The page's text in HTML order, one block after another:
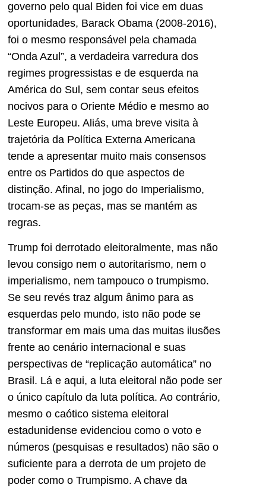
governo pelo qual Biden foi vice em duas
oportunidades, Barack Obama (2008-2016),
foi o mesmo responsável pela chamada
“Onda Azul”, a verdadeira varredura dos
regimes progressistas e de esquerda na
América do Sul, sem contar seus efeitos
nocivos para o Oriente Médio e mesmo ao
Leste Europeu. Aliás, uma breve visita à
trajetória da Política Externa Americana
tende a apresentar muito mais consensos
entre os Partidos do que aspectos de
distinção. Afinal, no jogo do Imperialismo,
trocam-se as peças, mas se mantém as
regras.
Trump foi derrotado eleitoralmente, mas não
levou consigo nem o autoritarismo, nem o
imperialismo, nem tampouco o trumpismo.
Se seu revés traz algum ânimo para as
esquerdas pelo mundo, isto não pode se
transformar em mais uma das muitas ilusões
frente ao cenário internacional e suas
perspectivas de “replicação automática” no
Brasil. Lá e aqui, a luta eleitoral não pode ser
o único capítulo da luta política. Ao contrário,
mesmo o caótico sistema eleitoral
estadunidense evidenciou como o voto e
números (pesquisas e resultados) não são o
suficiente para a derrota de um projeto de
poder como o Trumpismo. A chave da